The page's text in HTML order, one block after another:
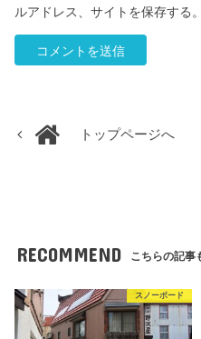
ルアドレス、サイトを保存する。
トップページへ
RECOMMEND こちらの記事
スノーボード